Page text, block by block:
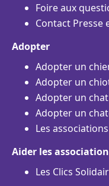
Foire aux
Contact Presse
Adopter
Adopter un
Adopter un
Adopter un chat
Adopter un
Les associations
Aider les
Les Clics